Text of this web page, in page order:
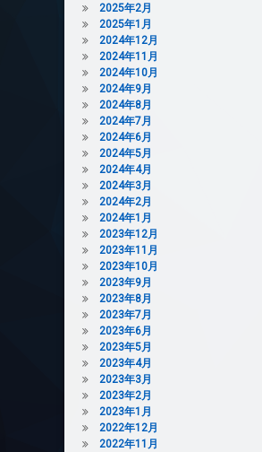
2025年2月
2025年1月
2024年12月
2024年11月
2024年10月
2024年9月
2024年8月
2024年7月
2024年6月
2024年5月
2024年4月
2024年3月
2024年2月
2024年1月
2023年12月
2023年11月
2023年10月
2023年9月
2023年8月
2023年7月
2023年6月
2023年5月
2023年4月
2023年3月
2023年2月
2023年1月
2022年12月
2022年11月